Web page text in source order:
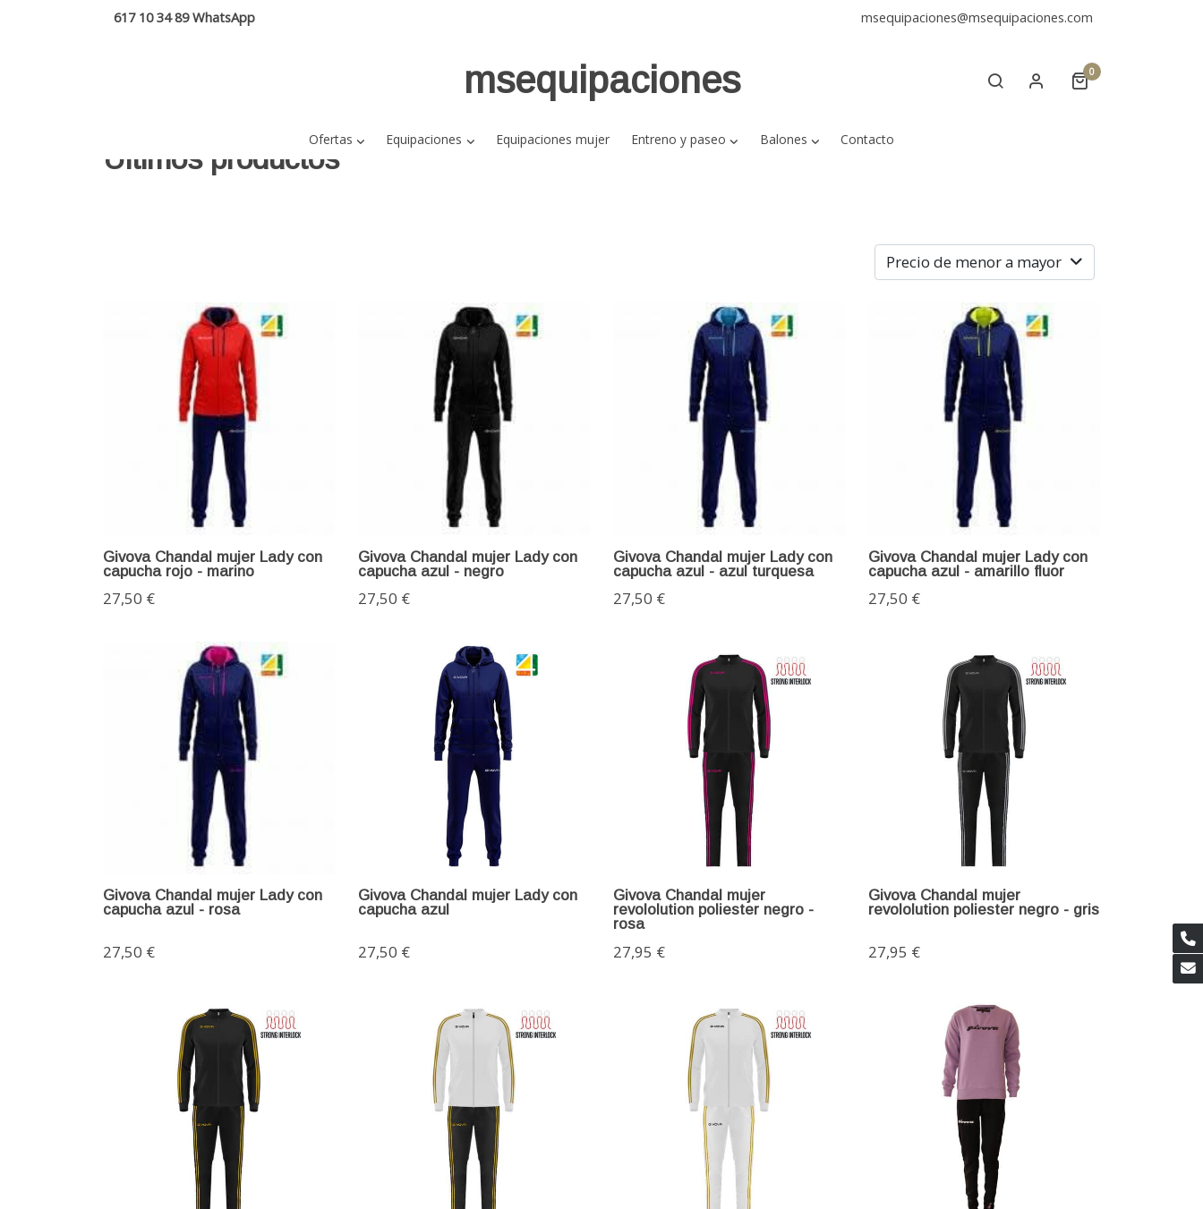
617 10 34 89 WhatsApp msequipaciones@msequipaciones.com
msequipaciones 0
Ofertas Equipaciones Equipaciones mujer Entreno y paseo Balones Contacto
Últimos productos
Precio de menor a mayor
Givova Chandal mujer Lady con
capucha rojo - marino
27,50 €
Givova Chandal mujer Lady con
capucha azul - negro
27,50 €
Givova Chandal mujer Lady con
capucha azul - azul turquesa
27,50 €
Givova Chandal mujer Lady con
capucha azul - amarillo fluor
27,50 €
Givova Chandal mujer Lady con
capucha azul - rosa
27,50 €
Givova Chandal mujer Lady con
capucha azul
27,50 €
Givova Chandal mujer
revololution poliester negro -
rosa
27,95 €
Givova Chandal mujer
revololution poliester negro - gris
27,95 €